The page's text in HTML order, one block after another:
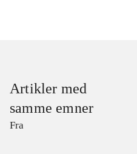
Artikler med
samme emner
Fra